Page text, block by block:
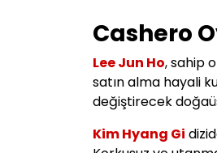
Cashero
Lee Jun Ho, sahip
satın alma hayali
değiştirecek
Kim Hyang Gi